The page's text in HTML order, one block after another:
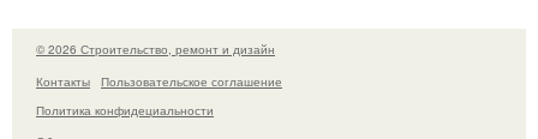
© 2026 Строительство, ремонт и дизайн
Контакты
Пользовательское соглашение
Политика конфидециальности